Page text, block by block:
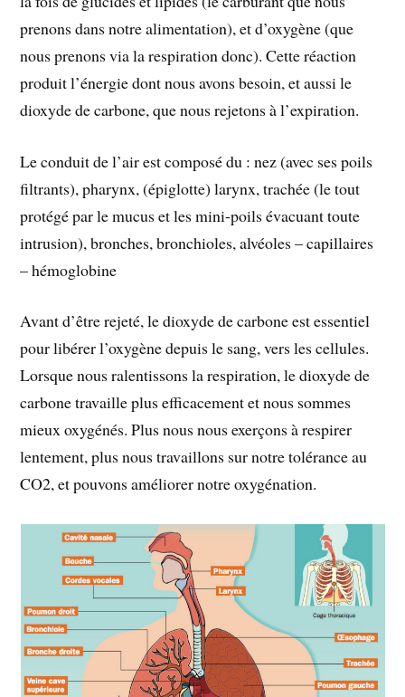
prenons dans notre alimentation), et d’oxygène (que
nous prenons via la respiration donc). Cette réaction
produit l’énergie dont nous avons besoin, et aussi le
dioxyde de carbone, que nous rejetons à l’expiration.
Le conduit de l’air est composé du : nez (avec ses poils
filtrants), pharynx, (épiglotte) larynx, trachée (le tout
protégé par le mucus et les mini-poils évacuant toute
intrusion), bronches, bronchioles, alvéoles – capillaires
– hémoglobine
Avant d’être rejeté, le dioxyde de carbone est essentiel
pour libérer l’oxygène depuis le sang, vers les cellules.
Lorsque nous ralentissons la respiration, le dioxyde de
carbone travaille plus efficacement et nous sommes
mieux oxygénés. Plus nous nous exerçons à respirer
lentement, plus nous travaillons sur notre tolérance au
CO2, et pouvons améliorer notre oxygénation.